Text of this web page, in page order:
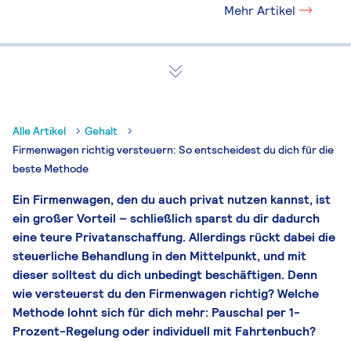
Mehr Artikel
Alle Artikel
Gehalt
Firmenwagen richtig versteuern: So entscheidest du dich für die
beste Methode
Ein Firmenwagen, den du auch privat nutzen kannst, ist
ein großer Vorteil – schließlich sparst du dir dadurch
eine teure Privatanschaffung. Allerdings rückt dabei die
steuerliche Behandlung in den Mittelpunkt, und mit
dieser solltest du dich unbedingt beschäftigen. Denn
wie versteuerst du den Firmenwagen richtig? Welche
Methode lohnt sich für dich mehr: Pauschal per 1-
Prozent-Regelung oder individuell mit Fahrtenbuch?